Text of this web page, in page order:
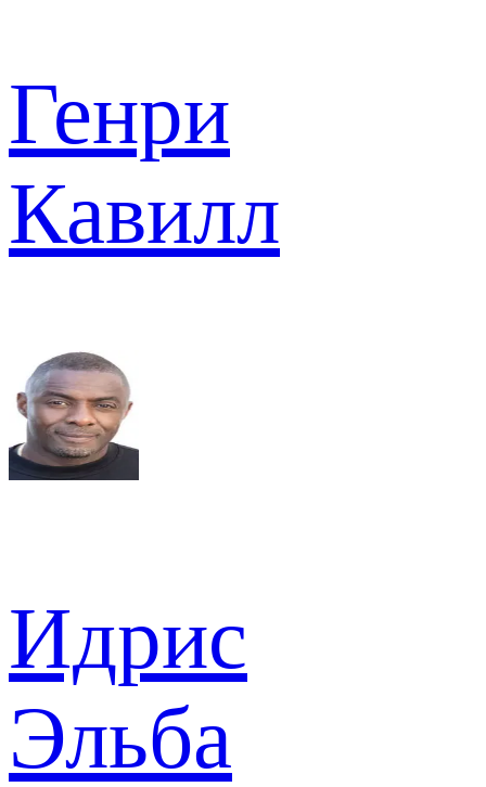
Генри
Кавилл
Идрис
Эльба